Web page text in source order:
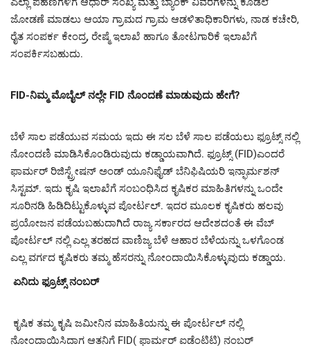
ಜೋಡಣೆ ಮಾಡಲು ಆಯಾ ಗ್ರಾಮದ ಗ್ರಾಮ ಆಡಳಿತಾಧಿಕಾರಿಗಳು, ನಾಡ ಕಚೇರಿ,
ರೈತ ಸಂಪರ್ಕ ಕೇಂದ್ರ, ರೇಷ್ಮೆ ಇಲಾಖೆ ಹಾಗೂ ತೋಟಗಾರಿಕೆ ಇಲಾಖೆಗೆ
ಸಂಪರ್ಕಿಸಬಹುದು.
FID-ನಿಮ್ಮ ಮೊಬೈಲ್ ನಲ್ಲೇ FID ನೊಂದಣೆ ಮಾಡುವುದು ಹೇಗೆ?
ಬೆಳೆ ಸಾಲ ಪಡೆಯುವ ಸಮಯ ಇದು ಈ ಸಲ ಬೆಳೆ ಸಾಲ ಪಡೆಯಲು ಫ್ರೂಟ್ಸ್ ನಲ್ಲಿ
ನೋಂದಣಿ ಮಾಡಿಸಿಕೊಂಡಿರುವುದು ಕಡ್ಡಾಯವಾಗಿದೆ. ಫ್ರೂಟ್ಸ್ (FID)ಎಂದರೆ
ಫಾರ್ಮರ್ ರಿಜಿಸ್ಟ್ರೇಷನ್ ಅಂಡ್ ಯೂನಿಫೈಡ್ ಬೆನಿಫಿಷಿಯರಿ ಇನ್ಫಾರ್ಮಶನ್
ಸಿಸ್ಟಮ್. ಇದು ಕೃಷಿ ಇಲಾಖೆಗೆ ಸಂಬಂಧಿಸಿದ ಕೃಷಿಕರ ಮಾಹಿತಿಗಳನ್ನು ಒಂದೇ
ಸೂರಿನಡಿ ಹಿಡಿದಿಟ್ಟುಕೊಳ್ಳುವ ಪೋರ್ಟಲ್. ಇದರ ಮೂಲಕ ಕೃಷಿಕರು ಹಲವು
ಪ್ರಯೋಜನ ಪಡೆಯಬಹುದಾಗಿದೆ ರಾಜ್ಯ ಸರ್ಕಾರದ ಆದೇಶದಂತೆ ಈ ವೆಬ್
ಪೋರ್ಟಲ್ ನಲ್ಲಿ ಎಲ್ಲ ತರಹದ ವಾಣಿಜ್ಯ ಬೆಳೆ ಆಹಾರ ಬೆಳೆಯನ್ನು ಒಳಗೊಂಡ
ಎಲ್ಲ ವರ್ಗದ ಕೃಷಿಕರು ತಮ್ಮ ಹೆಸರನ್ನು ನೋಂದಾಯಿಸಿಕೊಳ್ಳುವುದು ಕಡ್ಡಾಯ.
ಏನಿದು ಫ್ರೂಟ್ಸ್ ನಂಬರ್
ಕೃಷಿಕ ತಮ್ಮ ಕೃಷಿ ಜಮೀನಿನ ಮಾಹಿತಿಯನ್ನು ಈ ಪೋರ್ಟಲ್ ನಲ್ಲಿ
ನೋಂದಾಯಿಸಿದಾಗ ಆತನಿಗೆ FID( ಫಾರ್ಮರ್ ಐಡೆಂಟಿಟಿ) ನಂಬರ್